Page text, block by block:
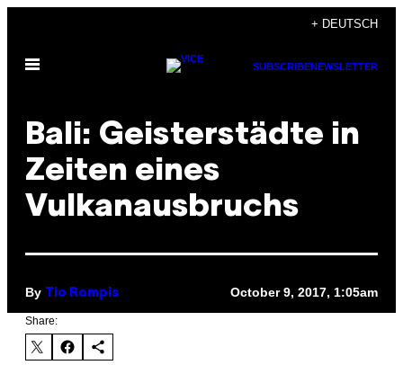
content
+ DEUTSCH
Open
SUBSCRIBENEWSLETTER
Bali: Geisterstädte in
Zeiten eines
Vulkanausbruchs
By Tio Rompis October 9, 2017, 1:05am
Share: